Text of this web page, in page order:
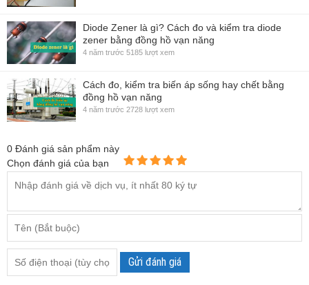
Diode Zener là gì? Cách đo và kiểm tra diode
zener bằng đồng hồ vạn năng
4 năm trước 5185 lượt xem
Cách đo, kiểm tra biến áp sống hay chết bằng
đồng hồ vạn năng
4 năm trước 2728 lượt xem
0 Đánh giá sản phẩm này
Chọn đánh giá của bạn
Gửi đánh giá